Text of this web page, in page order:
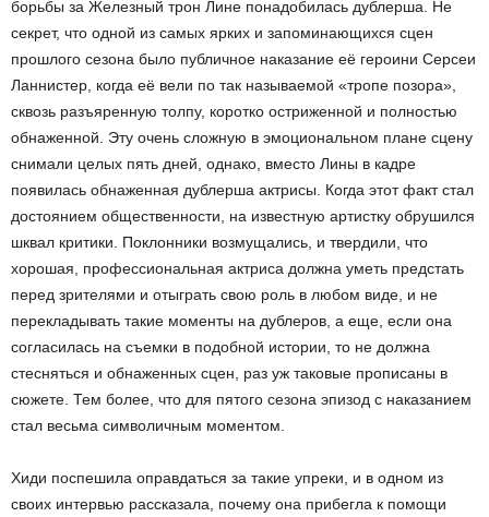
борьбы за Железный трон Лине понадобилась дублерша. Не
секрет, что одной из самых ярких и запоминающихся сцен
прошлого сезона было публичное наказание её героини Серсеи
Ланнистер, когда её вели по так называемой «тропе позора»,
сквозь разъяренную толпу, коротко остриженной и полностью
обнаженной. Эту очень сложную в эмоциональном плане сцену
снимали целых пять дней, однако, вместо Лины в кадре
появилась обнаженная дублерша актрисы. Когда этот факт стал
достоянием общественности, на известную артистку обрушился
шквал критики. Поклонники возмущались, и твердили, что
хорошая, профессиональная актриса должна уметь предстать
перед зрителями и отыграть свою роль в любом виде, и не
перекладывать такие моменты на дублеров, а еще, если она
согласилась на съемки в подобной истории, то не должна
стесняться и обнаженных сцен, раз уж таковые прописаны в
сюжете. Тем более, что для пятого сезона эпизод с наказанием
стал весьма символичным моментом.
Хиди поспешила оправдаться за такие упреки, и в одном из
своих интервью рассказала, почему она прибегла к помощи